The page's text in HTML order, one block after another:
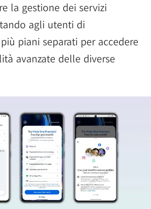
la gestione dei servizi
agli utenti di
piani separati per accedere
avanzate delle diverse